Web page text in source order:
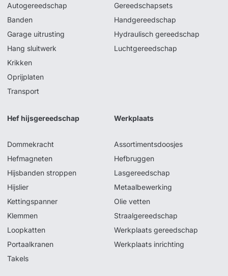
Autogereedschap
Banden
Garage uitrusting
Hang sluitwerk
Krikken
Oprijplaten
Transport
Gereedschapsets
Handgereedschap
Hydraulisch gereedschap
Luchtgereedschap
Hef hijsgereedschap
Dommekracht
Hefmagneten
Hijsbanden stroppen
Hijslier
Kettingspanner
Klemmen
Loopkatten
Portaalkranen
Takels
Werkplaats
Assortimentsdoosjes
Hefbruggen
Lasgereedschap
Metaalbewerking
Olie vetten
Straalgereedschap
Werkplaats gereedschap
Werkplaats inrichting